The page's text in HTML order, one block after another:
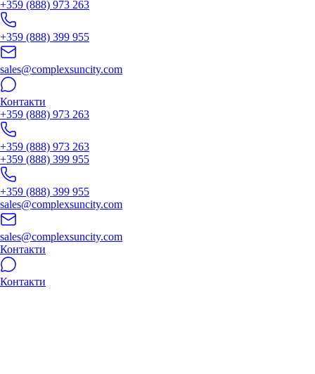
+359 (888) 973 263
+359 (888) 399 955
sales@complexsuncity.com
Контакти
+359 (888) 973 263
+359 (888) 973 263
+359 (888) 399 955
+359 (888) 399 955
sales@complexsuncity.com
sales@complexsuncity.com
Контакти
Контакти